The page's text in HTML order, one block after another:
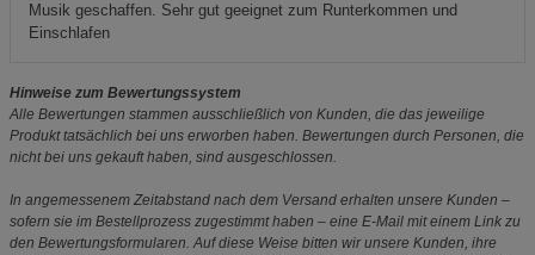
Musik geschaffen. Sehr gut geeignet zum Runterkommen und
Einschlafen
Hinweise zum Bewertungssystem
Alle Bewertungen stammen ausschließlich von Kunden, die das jeweilige
Produkt tatsächlich bei uns erworben haben. Bewertungen durch Personen, die
nicht bei uns gekauft haben, sind ausgeschlossen.
In angemessenem Zeitabstand nach dem Versand erhalten unsere Kunden –
sofern sie im Bestellprozess zugestimmt haben – eine E-Mail mit einem Link zu
den Bewertungsformularen. Auf diese Weise bitten wir unsere Kunden, ihre